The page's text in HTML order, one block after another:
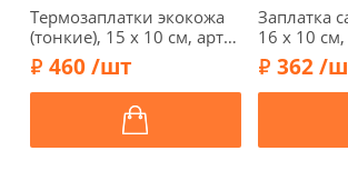
Термозаплатки экокожа
(тонкие), 15 х 10 см, арт.
25-C/896, цвет дерева
460 /шт
Заплатка
16 х 10
дымчато-
362 /